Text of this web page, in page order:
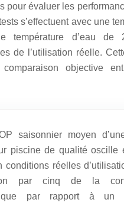
pour évaluer les
s’effectuent avec une
température d’eau de
de l’utilisation réelle.
objective
saisonnier moyen
piscine de qualité oscille
conditions réelles
par cinq de la
par rapport à un